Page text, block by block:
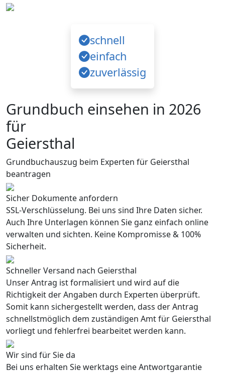
schnell
einfach
zuverlässig
Grundbuch einsehen in 2026
für
Geiersthal
Grundbuchauszug beim Experten für Geiersthal
beantragen
Sicher Dokumente anfordern
SSL-Verschlüsselung. Bei uns sind Ihre Daten sicher.
Auch Ihre Unterlagen können Sie ganz einfach online
verwalten und sichten. Keine Kompromisse & 100%
Sicherheit.
Schneller Versand nach Geiersthal
Unser Antrag ist formalisiert und wird auf die
Richtigkeit der Angaben durch Experten überprüft.
Somit kann sichergestellt werden, dass der Antrag
schnellstmöglich dem zuständigen Amt für Geiersthal
vorliegt und fehlerfrei bearbeitet werden kann.
Wir sind für Sie da
Bei uns erhalten Sie werktags eine Antwortgarantie